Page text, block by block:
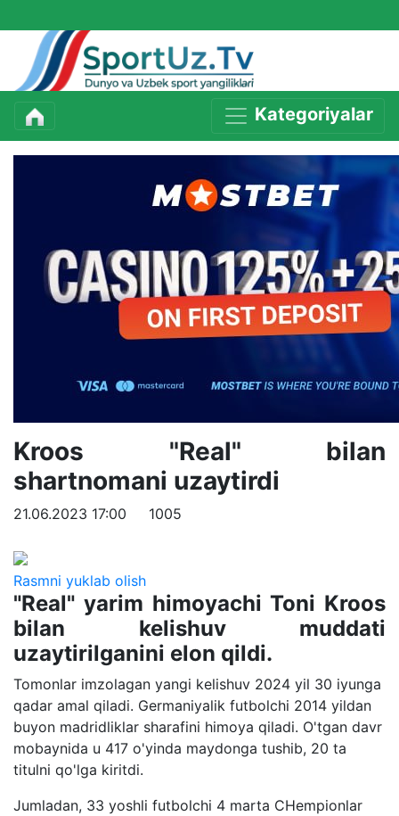
Kategoriyalar
Kroos "Real" bilan
shartnomani uzaytirdi
21.06.2023 17:00 1005
Rasmni yuklab olish
"Real" yarim himoyachi Toni Kroos
bilan kelishuv muddati
uzaytirilganini elon qildi.
Tomonlar imzolagan yangi kelishuv 2024 yil 30 iyunga
qadar amal qiladi. Germaniyalik futbolchi 2014 yildan
buyon madridliklar sharafini himoya qiladi. O'tgan davr
mobaynida u 417 o'yinda maydonga tushib, 20 ta
titulni qo'lga kiritdi.
Jumladan, 33 yoshli futbolchi 4 marta CHempionlar